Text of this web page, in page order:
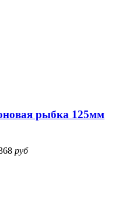
рыбка 125мм
руб